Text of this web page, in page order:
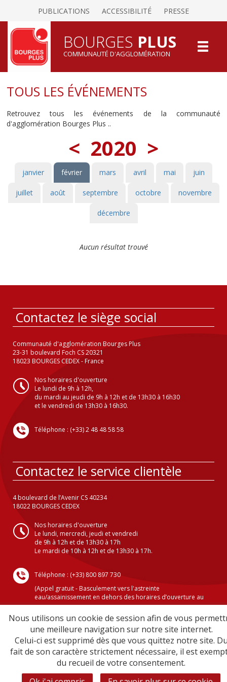
PUBLICATIONS ACCESSIBILITÉ PRESSE
BOURGES PLUS
COMMUNAUTÉ D'AGGLOMÉRATION
TOUS LES ÉVÉNEMENTS
Retrouvez tous les événements de la communauté
d'agglomération Bourges Plus ..
< 2020 >
janvier février mars avril mai juin
juillet août septembre octobre novembre
décembre
Aucun résultat trouvé
Contactez le siège social
Communauté d'agglomération Bourges Plus
23-31 boulevard Foch CS 20321
18023 BOURGES CEDEX - France
Nos horaires d'ouverture
Le lundi de 9h à 12h,
du mardi au jeudi de 9h à 12h et de 13h30 à 16h30
et le vendredi de 13h30 à 16h30.
Téléphone : (+33) 2 48 48 58 58
Contactez le service clientèle
4 boulevard de l’Avenir CS 40234
18022 BOURGES CEDEX
Nos horaires d'ouverture
Le lundi, mercredi, jeudi et vendredi
de 9h à 12h et de 13h30 à 17h
Le mardi de 10h à 12h et de 13h30 à 17h.
Téléphone : (+33) 800 897 730
(Appel gratuit - Basculement vers l'astreinte
eau/assainissement en dehors des horaires d’ouverture au
public )
Crédits
Mentions légales
Plan du site
Sécurité informatique
Nous utilisons un cookie de session afin de vous
une meilleure navigation sur notre site internet.
Celui-ci est supprimé dès que vous quittez notre site.
fait de son caractère strictement nécessaire, il est
du recueil de votre consentement.